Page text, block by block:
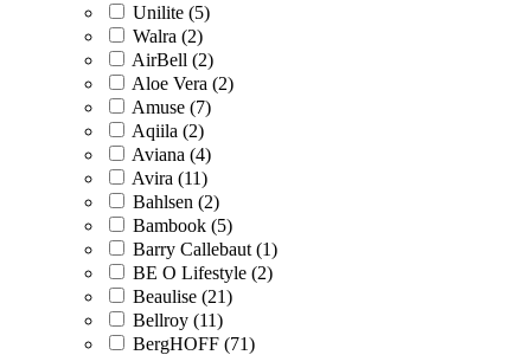
Unilite (5)
Walra (2)
AirBell (2)
Aloe Vera (2)
Amuse (7)
Aqiila (2)
Aviana (4)
Avira (11)
Bahlsen (2)
Bambook (5)
Barry Callebaut (1)
BE O Lifestyle (2)
Beaulise (21)
Bellroy (11)
BergHOFF (71)